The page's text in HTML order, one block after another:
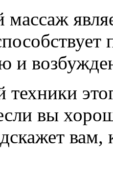
массаж
и
техники
вы
вам,